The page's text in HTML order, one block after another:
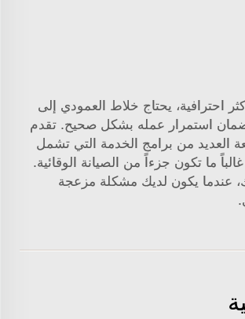
احترافية، يحتاج خلاط العمودي إلى
استمرار عمله بشكل صحيح. تقدم
العديد من برامج الخدمة التي تشمل
ما تكون جزءاً من الصيانة الوقائية.
عندما يكون لديك مشكلة مزعجة